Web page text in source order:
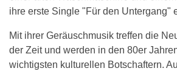
ihre erste Single "Für den Untergang"
Mit ihrer Geräuschmusik treffen die
der Zeit und werden in den 80er
wichtigsten kulturellen Botschaftern.